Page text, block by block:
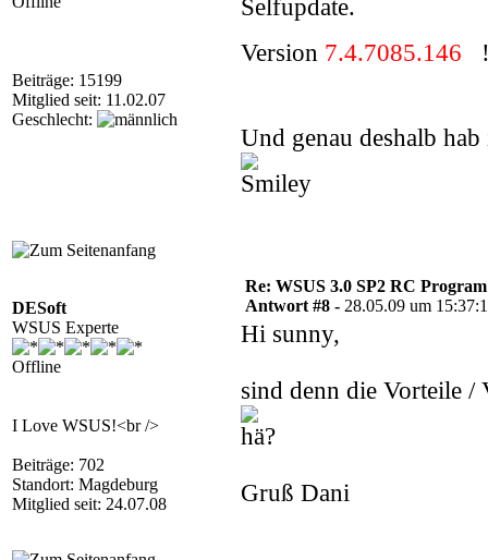
Beiträge: 15199
Mitglied seit: 11.02.07
Geschlecht:
Selfupdate.
Version 7.4.7085.146
Und genau deshalb
DESoft
WSUS Experte
Offline
I Love WSUS!<br />
Beiträge: 702
Standort: Magdeburg
Mitglied seit: 24.07.08
Re: WSUS 3.0 SP2 RC
Antwort #8 - 28.05.09 um
Hi sunny,
sind denn die Vorteile /
Gruß Dani